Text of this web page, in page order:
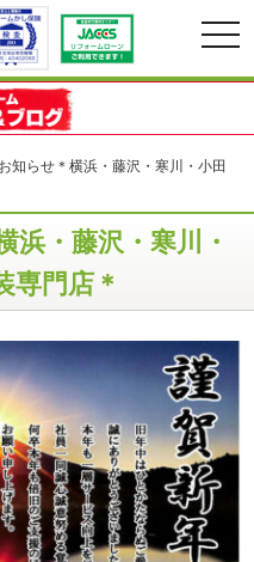
知らせ＊横浜・藤沢・寒川・小田
浜・藤沢・寒川・
専門店＊